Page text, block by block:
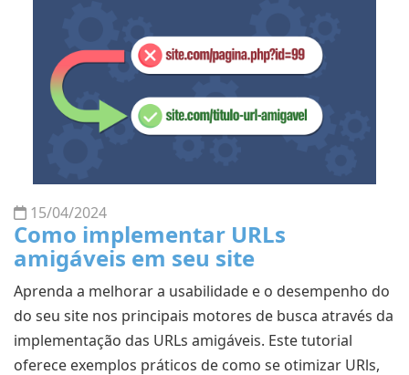
15/04/2024
Como implementar URLs
amigáveis em seu site
Aprenda a melhorar a usabilidade e o desempenho do
do seu site nos principais motores de busca através da
implementação das URLs amigáveis. Este tutorial
oferece exemplos práticos de como se otimizar URls,